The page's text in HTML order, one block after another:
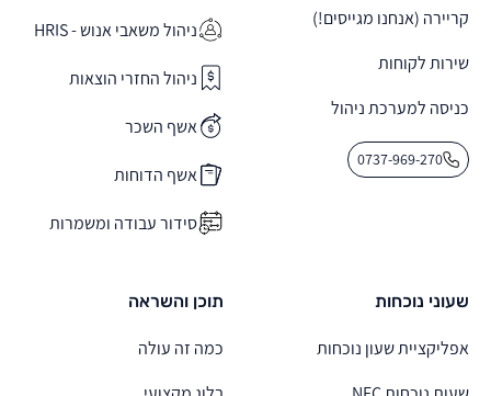
קריירה (אנחנו מגייסים!)
שירות לקוחות
כניסה למערכת ניהול
0737-969-270
ניהול משאבי אנוש - HRIS
ניהול החזרי הוצאות
אשף השכר
אשף הדוחות
סידור עבודה ומשמרות
שעוני נוכחות
אפליקציית שעון נוכחות
תוכן והשראה
כמה זה עולה